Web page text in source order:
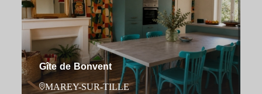
Gîte de Bonvent
MAREY-SUR-TILLE